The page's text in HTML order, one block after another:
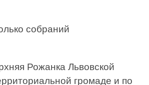
собраний
Рожанка Львовской
громаде и по